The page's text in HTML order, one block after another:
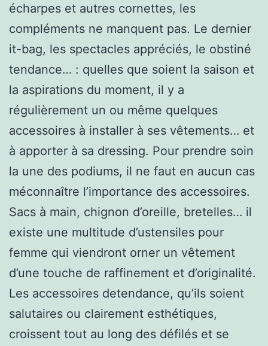
écharpes et autres cornettes, les
compléments ne manquent pas. Le dernier
it-bag, les spectacles appréciés, le obstiné
tendance… : quelles que soient la saison et
la aspirations du moment, il y a
régulièrement un ou même quelques
accessoires à installer à ses vêtements… et
à apporter à sa dressing. Pour prendre soin
la une des podiums, il ne faut en aucun cas
méconnaître l’importance des accessoires.
Sacs à main, chignon d’oreille, bretelles… il
existe une multitude d’ustensiles pour
femme qui viendront orner un vêtement
d’une touche de raffinement et d’originalité.
Les accessoires detendance, qu’ils soient
salutaires ou clairement esthétiques,
croissent tout au long des défilés et se